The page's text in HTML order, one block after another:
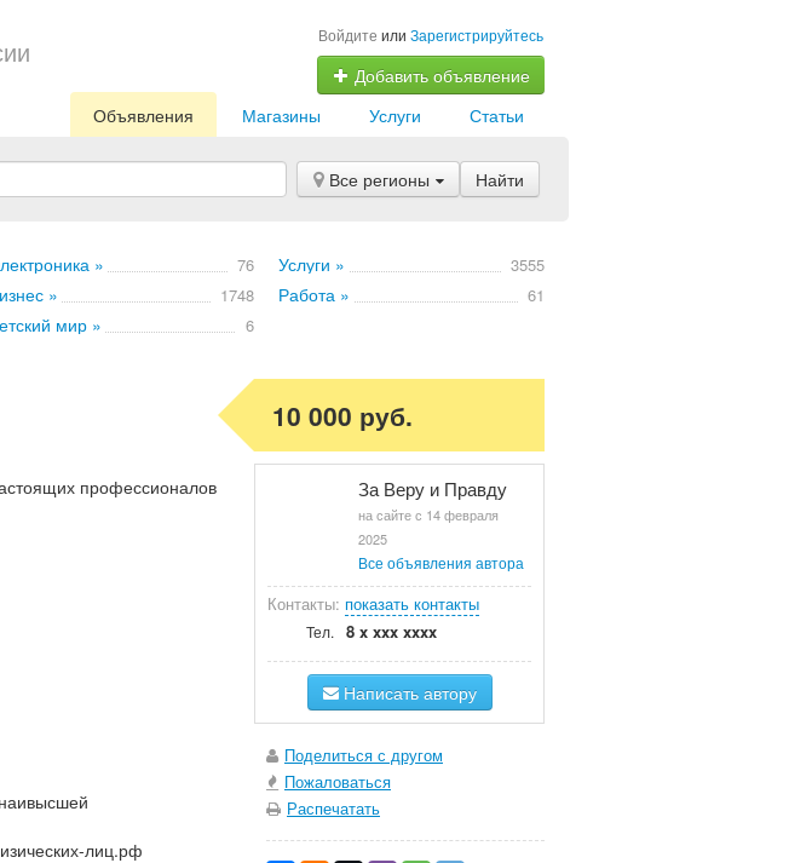
Войдите или Зарегистрируйтесь
Добавить объявление
Статьи
Услуги
Магазины
Объявления
Все регионы Найти
» 76 Услуги » 3555
» 1748 Работа » 61
мир » 6
профессионалов
лиц.рф
10 000 руб.
За Веру и Правду
на сайте с 14 февраля
2025
Все объявления автора
Контакты: показать контакты
Тел. 8 x xxx xxxx
Написать автору
Поделиться с другом
Пожаловаться
Распечатать